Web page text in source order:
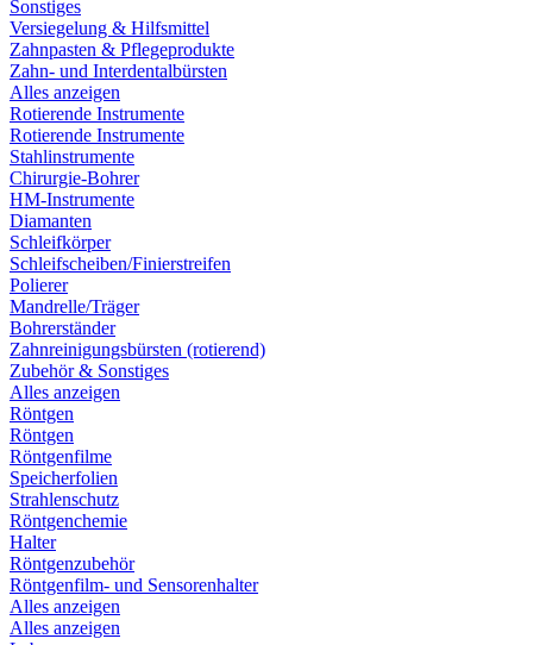
Sonstiges
Versiegelung & Hilfsmittel
Zahnpasten & Pflegeprodukte
Zahn- und Interdentalbürsten
Alles anzeigen
Rotierende Instrumente
Rotierende Instrumente
Stahlinstrumente
Chirurgie-Bohrer
HM-Instrumente
Diamanten
Schleifkörper
Schleifscheiben/Finierstreifen
Polierer
Mandrelle/Träger
Bohrerständer
Zahnreinigungsbürsten (rotierend)
Zubehör & Sonstiges
Alles anzeigen
Röntgen
Röntgen
Röntgenfilme
Speicherfolien
Strahlenschutz
Röntgenchemie
Halter
Röntgenzubehör
Röntgenfilm- und Sensorenhalter
Alles anzeigen
Alles anzeigen